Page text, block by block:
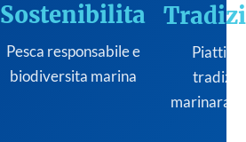
Sostenibilita
Pesca responsabile e
biodiversita marina
Piatti
marinara